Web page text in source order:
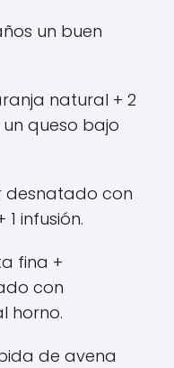
un buen
natural + 2
queso bajo
desnatado con
infusión.
fina +
con
horno.
de avena